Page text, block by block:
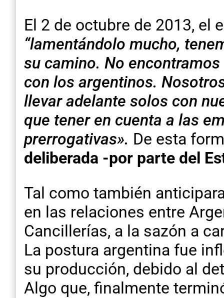
El 2 de octubre de 2013, el
“lamentándolo mucho,
su camino. No
con los argentinos.
llevar adelante solos con
que tener en cuenta a las
prerrogativas». De esta
deliberada -por parte del
Tal como también
en las relaciones entre
Cancillerías, a la sazón a
La postura argentina fue
su producción, debido al
Algo que, finalmente